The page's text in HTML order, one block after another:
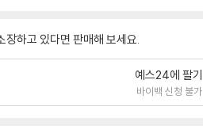
장하고 있다면 판매해 보세요.
예스24에 팔기
바이백 신청 불가